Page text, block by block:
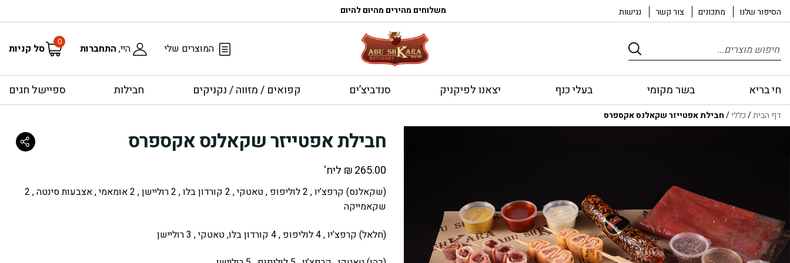
הסיפור שלנו מתכונים צור קשר נגישות משלוחים מהירים מהיום להיום
search המוצרים שלי היי, התחברות
0
סל קניות
חי בריא בשר מקומי בעלי כנף יצאנו לפיקניק סנדביצ’ים קפואים / מזווה / נקניקים חבילות ספיישל חגים
דף הבית/כללי/חבילת אפטייזר שקאלנס אקספרס
חבילת אפטייזר שקאלנס אקספרס
₪265.00 ליח'
(שקאלנס) קרפצ’יו , 2 לוליפופ , טאטקי , 2 קורדון בלו , 2 רוליישן , 2 אומאמי , אצבעות סינטה , 2
שקאמייקה
(חלאל) קרפצ’יו , 4 לוליפופ , 4 קורדון בלו, טאטקי , 3 רוליישן